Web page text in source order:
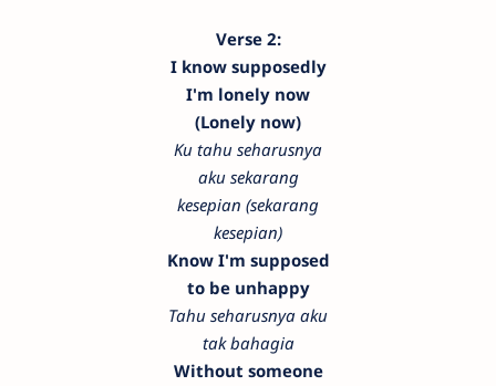
Verse 2:
I know supposedly
I'm lonely now
(Lonely now)
Ku tahu seharusnya
aku sekarang
kesepian (sekarang
kesepian)
Know I'm supposed
to be unhappy
Tahu seharusnya aku
tak bahagia
Without someone